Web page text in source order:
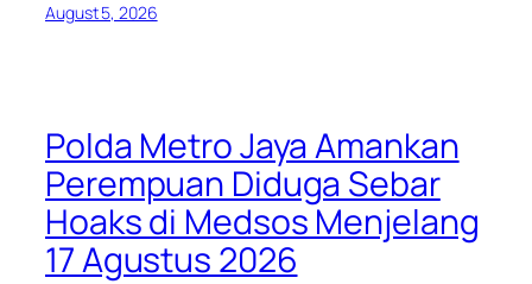
August 5, 2026
Polda Metro Jaya Amankan
Perempuan Diduga Sebar
Hoaks di Medsos Menjelang
17 Agustus 2026